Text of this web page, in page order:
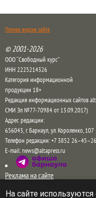
Полная версия сайта
© 2001-2026
ООО “Свободный курс”
ИНН 2225214326
Категория информационной
продукции 18+
Редакция информационных сайтов
СМИ Эл №77-70984 от 13.09.2017)
Адрес редакции:
656043,г. Барнаул,ул. Короленко, 107
Телефон редакции:+7 3852 26–45–26
E-mail:news@altapress.ru
Реклама на сайте
Прайс на рекламу на сайте и в
На сайте